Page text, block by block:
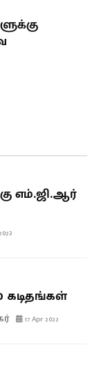
எம்.ஜி.ஆர்
கடிதங்கள்
17 Apr 2022